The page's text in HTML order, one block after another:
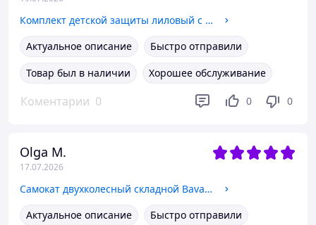
Комплект детской защиты лиловый с шлемом 3в1 SP-Sport 4155-2: наколенники + налокотники + перчатки + шлем
Актуальное описание
Быстро отправили
Товар был в наличии
Хорошее обслуживание
Коментарии 0 0 0
Olga M.
17.07.2026
Самокат двухколесный складной BavarSport Active 2944 с LED колесами 145мм Pink-Black
Актуальное описание
Быстро отправили